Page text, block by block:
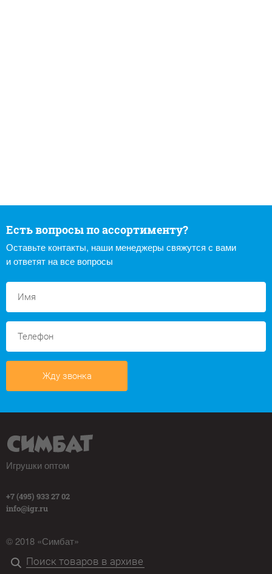
Есть вопросы по ассортименту?
Оставьте контакты, наши менеджеры свяжутся с вами
и ответят на все вопросы
Жду звонка
Игрушки оптом
+7 (495) 933 27 02
info@igr.ru
© 2018 «Симбат»